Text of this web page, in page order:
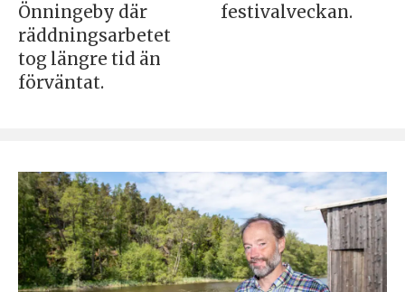
Önningeby där
räddningsarbetet
tog längre tid än
förväntat.
festivalveckan.